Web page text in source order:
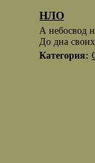
НЛО
А небосвод
До дна
Категория: